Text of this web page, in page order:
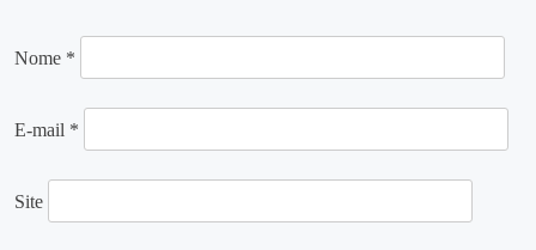
Nome *
E-mail *
Site